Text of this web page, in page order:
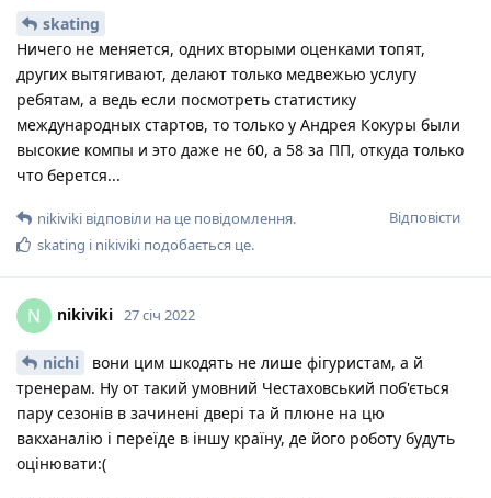
skating
Ничего не меняется, одних вторыми оценками топят,
других вытягивают, делают только медвежью услугу
ребятам, а ведь если посмотреть статистику
международных стартов, то только у Андрея Кокуры были
высокие компы и это даже не 60, а 58 за ПП, откуда только
что берется...
Відповісти
nikiviki відповіли на це повідомлення.
skating і nikiviki подобається це.
N nikiviki 27 січ 2022
nichi
вони цим шкодять не лише фігуристам, а й
тренерам. Ну от такий умовний Честаховський поб'ється
пару сезонів в зачинені двері та й плюне на цю
вакханалію і переїде в іншу країну, де його роботу будуть
оцінювати:(